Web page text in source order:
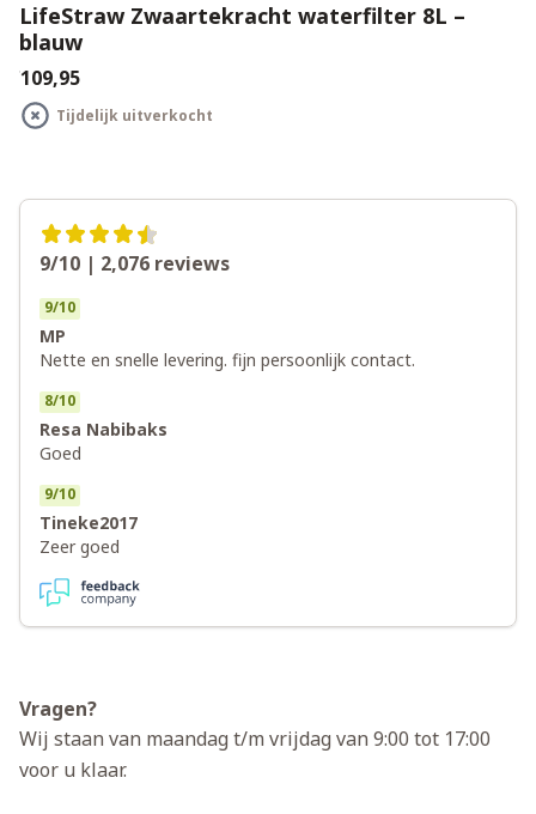
LifeStraw Zwaartekracht waterfilter 8L –
blauw
€109,95
Tijdelijk uitverkocht
9/10 | 2,076 reviews
9/10
MP
Nette en snelle levering. fijn persoonlijk contact.
8/10
Resa Nabibaks
Goed
9/10
Tineke2017
Zeer goed
Vragen?
Wij staan van maandag t/m vrijdag van 9:00 tot 17:00
voor u klaar.